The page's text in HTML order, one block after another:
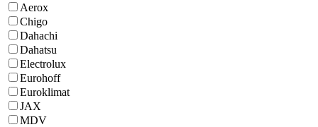
Aerox
Chigo
Dahachi
Dahatsu
Electrolux
Eurohoff
Euroklimat
JAX
MDV